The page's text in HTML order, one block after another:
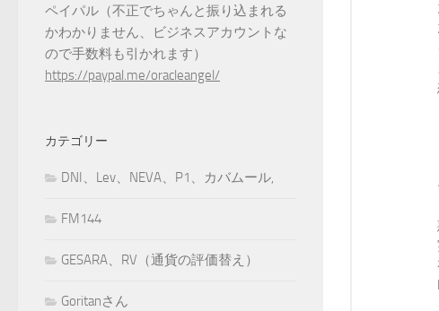
ペイパル（不正でちゃんと振り込まれる
かわかりません、ビジネスアカウントな
ので手数料も引かれます）
https://paypal.me/oracleangel/
カテゴリー
DNI、Lev、NEVA、P1、カバムール,
FM144
GESARA、RV（通貨の評価替え）
Goritanさん